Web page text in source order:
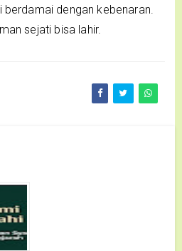
berdamai dengan kebenaran.
sejati bisa lahir.